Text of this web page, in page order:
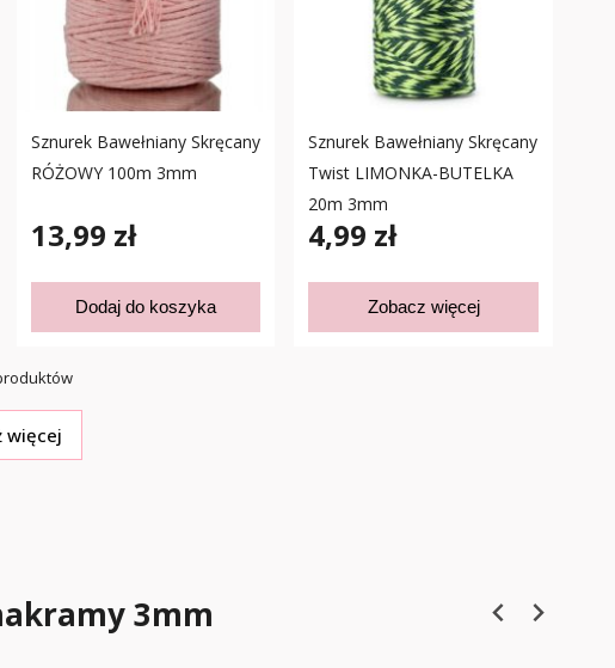
Sznurek Bawełniany Skręcany
RÓŻOWY 100m 3mm
13,99 zł
Dodaj do koszyka
Sznurek Bawełniany Skręcany
Twist LIMONKA-BUTELKA
20m 3mm
4,99 zł
Zobacz więcej
więcej
3mm